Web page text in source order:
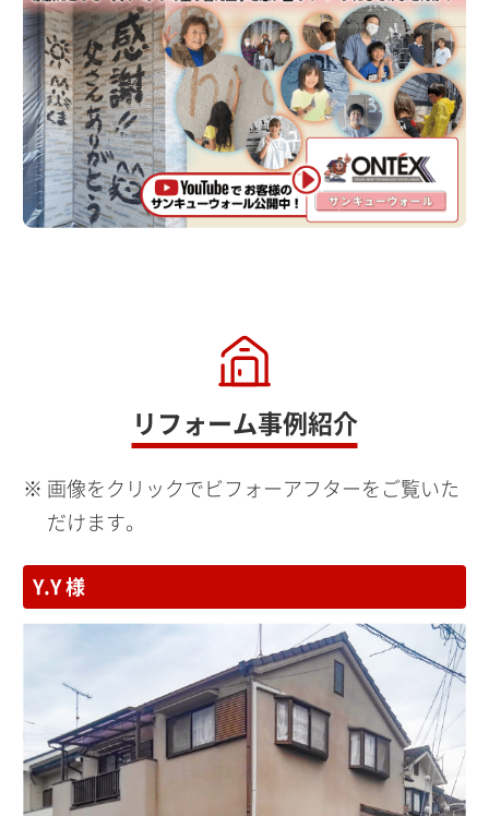
リフォーム事例紹介
画像をクリックでビフォーアフターをご覧いた
だけます。
Y.Y 様